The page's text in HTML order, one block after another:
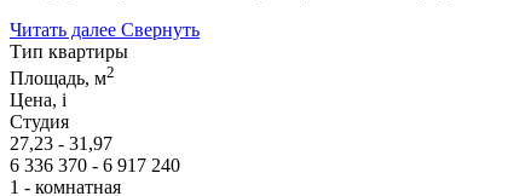
Читать далее Свернуть
Тип квартиры
Площадь, м2
Цена, i
Студия
27,23 - 31,97
6 336 370 - 6 917 240
1 - комнатная